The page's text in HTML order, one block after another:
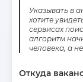
Указывать в
хотите
сервисах
алгоритм
человека, а
Откуда